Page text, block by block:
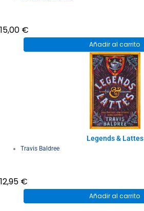
15,00 €
Añadir al carrito
Legends & Lattes
Travis Baldree
12,95 €
Añadir al carrito